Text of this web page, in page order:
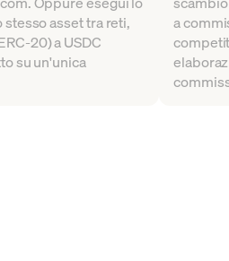
asset tra reti,
20) a USDC
su un'unica
a